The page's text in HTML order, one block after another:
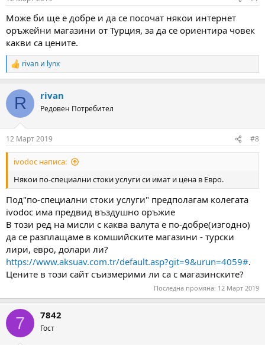
s
Moже би ще е добре и да се посочат някои интернет
оръжейни магазини от Турция, за да се ориентира човек
какви са цените.
R
e
c
i
s
:
rivan и lynx
R rivan
Редовен Потребител
12 Март 2019 #8
ivodoc написа:
Някои по-специални стоки услуги си имат и цена в Евро.
Под"по-специални стоки услуги" предполагам колегата
ivodoc има предвид въздушно оръжие
В този ред на мисли с каква валута е по-добре(изгодно)
да се разплащаме в комшийските магазини - турски
лири, евро, долари ли?
https://www.aksuav.com.tr/default.asp?git=9&urun=4059#.
Цените в този сайт съизмерими ли са с магазинските?
Последна промяна: 12 Март 2019
7 7842
Гост